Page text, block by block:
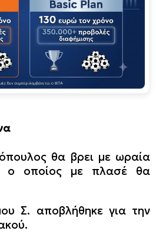
θα βρει με ωραία
ο οποίος με πλασέ θα
Σ. αποβλήθηκε για την